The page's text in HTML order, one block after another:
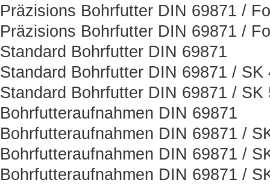
Präzisions Bohrfutter DIN 69871 /
Präzisions Bohrfutter DIN 69871 /
Standard Bohrfutter DIN 69871
Standard Bohrfutter DIN 69871 / SK
Standard Bohrfutter DIN 69871 / SK
Bohrfutteraufnahmen DIN 69871
Bohrfutteraufnahmen DIN 69871 /
Bohrfutteraufnahmen DIN 69871 /
Bohrfutteraufnahmen DIN 69871 /